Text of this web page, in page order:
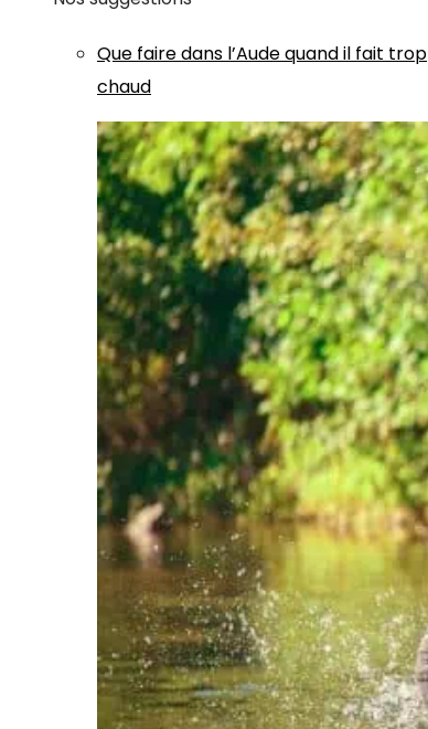
Que faire dans l’Aude quand il fait trop
chaud